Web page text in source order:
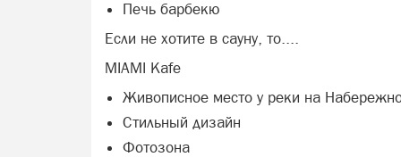
Печь барбекю
Если не хотите в сауну, то....
MIAMI Kafe
Живописное место у реки на
Стильный дизайн
Фотозона